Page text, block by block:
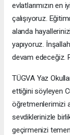
evlatlarımızın
çalışıyoruz.
alanda
yapıyoruz.
devam edeceğiz.
TÜGVA Yaz
ettiğini söyleyen
öğretmenlerimizi
sevdiklerinizle
geçirmenizi